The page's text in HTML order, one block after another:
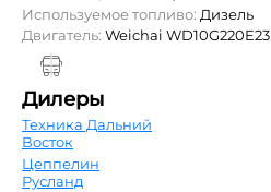
Используемое топливо: Дизель
Двигатель: Weichai WD10G220E23
Дилеры
Техника Дальний
Восток
Цеппелин
Русланд